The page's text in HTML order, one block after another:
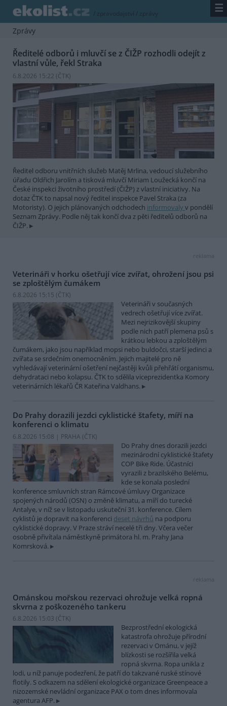
/ zpravodajství / zprávy ☰
Zprávy
Ředitelé odborů i mluvčí se z ČIŽP rozhodli odejít z
vlastní vůle, řekl Straka
6.8.2026 15:22 (ČTK)
Ředitel odboru vnitřních služeb Matěj Mrlina, vedoucí služebního
úřadu Oldřich Jarolím a tisková mluvčí Miriam Loužecká končí na
České inspekci životního prostředí (ČIŽP) z vlastní iniciativy. Na
dotaz ČTK to napsal nový ředitel inspekce Pavel Straka (za
Motoristy). O jejich plánovaných odchodech informovaly v pondělí
Seznam Zprávy. Podle něj tak končí dva z pěti ředitelů odborů na
ČIŽP.
reklama
Veterináři v horku ošetřují více zvířat, ohrožení jsou psi
se zploštělým čumákem
6.8.2026 15:15 (ČTK)
Veterináři v současných
vedrech ošetřují více zvířat.
Mezi nejrizikovější skupiny
podle nich patří plemena psů s
krátkou lebkou a zploštělým
čumákem, jako jsou například mopsi nebo buldočci, starší jedinci a
zvířata se srdečním onemocněním. Jejich majitelé pro ně
vyhledávají veterinární ošetření nejčastěji kvůli přehřátí organismu,
dehydrataci nebo kolapsu. ČTK to sdělila viceprezidentka Komory
veterinárních lékařů ČR Kateřina Valdhans.
Do Prahy dorazili jezdci cyklistické štafety, míří na
konferenci o klimatu
6.8.2026 15:08 | PRAHA (ČTK)
Do Prahy dnes dorazili jezdci
mezinárodní cyklistické štafety
COP Bike Ride. Účastníci
vyrazili z brazilského Belému,
kde se konala poslední
konference smluvních stran Rámcové úmluvy Organizace
spojených národů (OSN) o změně klimatu, a míří do turecké
Antalye, v níž se v listopadu uskuteční 31. konference. Cílem
cyklistů je dopravit na konferenci deset návrhů na podporu
cyklistické dopravy. V Praze stráví necelé tři dny. Včera večer
osobně přivítala náměstkyně primátora hl. m. Prahy Jana
Komrsková.
reklama
Ománskou mořskou rezervaci ohrožuje velká ropná
skvrna z poškozeného tankeru
6.8.2026 15:03 (ČTK)
Bezprostřední ekologická
katastrofa ohrožuje přírodní
rezervaci v Ománu, v jejíž
blízkosti se rozšířila velká
ropná skvrna. Ropa unikla z
lodi, u níž panuje podezření, že patří do takzvané ruské stínové
flotily. S odkazem na sdělení ekologické organizace Greenpeace a
nizozemské nevládní organizace PAX o tom dnes informovala
agentura AFP.